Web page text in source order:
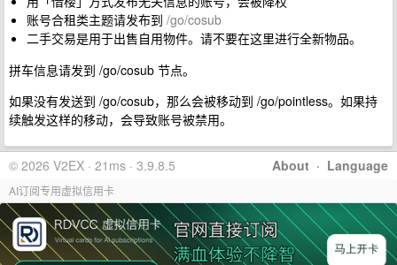
账号合租类主题请发布到 /go/cosub
二手交易是用于出售自用物件。请不要在这里进行全新物品。
拼车信息请发到 /go/cosub 节点。
如果没有发送到 /go/cosub，那么会被移动到 /go/pointless。如果持
续触发这样的移动，会导致账号被禁用。
About · Language
© 2026 V2EX · 21ms · 3.9.8.5
AI订阅专用虚拟信用卡